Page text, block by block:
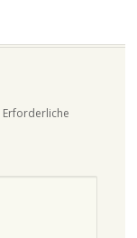
Erforderliche